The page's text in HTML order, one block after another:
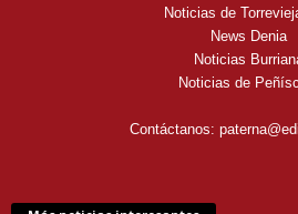
Noticias de
News Denia
Noticias
Noticias de
Contáctanos: